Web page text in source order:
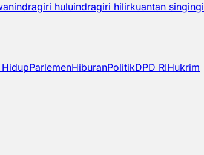
indragiri huluindragiri hilirkuantan singingi
ParlemenHiburanPolitikDPD RIHukrim